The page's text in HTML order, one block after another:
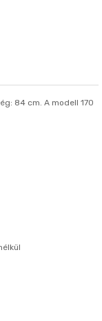
84 cm. A modell 170